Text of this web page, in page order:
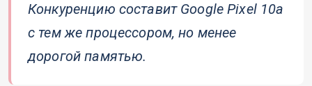
Конкуренцию составит Google Pixel 10a
с тем же процессором, но менее
дорогой памятью.